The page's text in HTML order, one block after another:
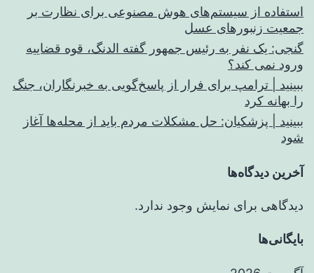
استفاده از سیستم‌های هوش مصنوعی برای نظارت بر
جمعیت زنبورهای عسل
گنجی: یک نفر به رئیس جمهور گفته الدنگ، قوه قضاییه
ورود نمی کند؟
ببینید | ترامپ برای فرار از پاسخ‌گویی به خبرنگاران، جنگ
را بهانه کرد
ببینید | پزشکیان: حل مشکلات مردم باید از محله‌ها آغاز
شود
آخرین دیدگاه‌ها
دیدگاهی برای نمایش وجود ندارد.
بایگانی‌ها